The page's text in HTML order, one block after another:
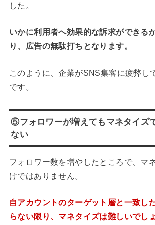
した。
いかに利用者へ効果的な訴求ができる
り、広告の無駄打ちとなります。
このように、企業がSNS集客に疲弊し
です。
⑤フォロワーが増えてもマネタイズ
ない
フォロワー数を増やしたところで、マ
けではありません。
自アカウントのターゲット層と一致し
らない限り、マネタイズは難しいでしょ